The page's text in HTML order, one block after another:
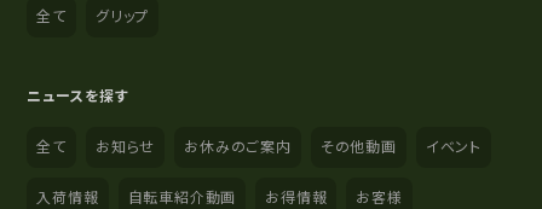
全て グリップ
ニュースを探す
全て お知らせ お休みのご案内 その他動画 イベント
入荷情報 自転車紹介動画 お得情報 お客様